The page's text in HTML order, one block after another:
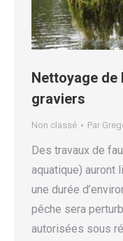
Nettoyage de
graviers
Non classé Par
Des travaux de
aquatique) auront
une durée
pêche sera
autorisées sous